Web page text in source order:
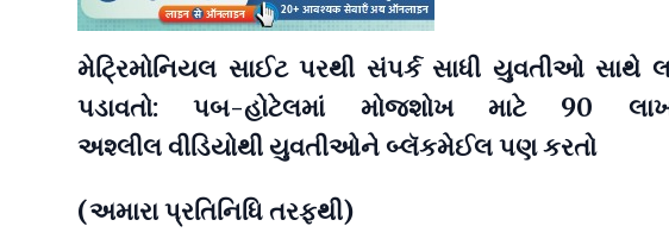
મેટ્રિમોનિયલ સાઈટ પરથી સંપર્ક સાધી યુવતીઓ સાથે
પડાવતો: પબ-હોટેલમાં મોજશોખ માટે 90
અશ્લીલ વીડિયોથી યુવતીઓને બ્લૅકમેઈલ પણ કરતો
(અમારા પ્રતિનિધિ તરફથી)